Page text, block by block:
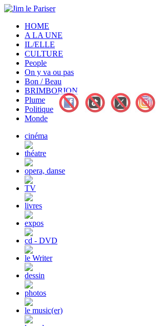
HOME
A LA UNE
IL/ELLE
CULTURE
People
On y va ou pas
Bon / Beau
BRIMBORION
Plume
Politique
Monde
cinéma
théatre
opera, danse
TV
livres
expos
cd - DVD
le Writer
dessin
photos
le music(er)